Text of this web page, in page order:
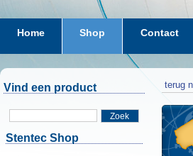
Home Shop Contact
Vind een product
Zoek
Stentec Shop
terug